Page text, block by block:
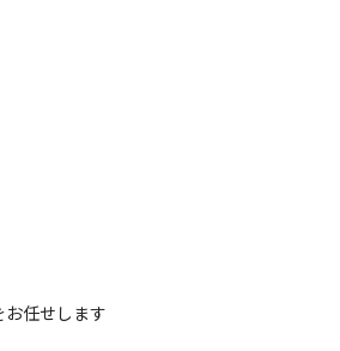
任せします